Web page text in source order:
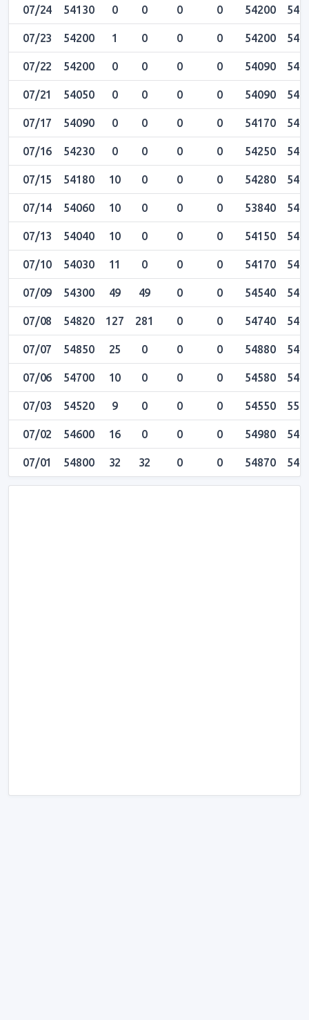
07/24 54130 0 0 0 0 54200
07/23 54200 1 0 0 0 54200
07/22 54200 0 0 0 0 54090
07/21 54050 0 0 0 0 54090
07/17 54090 0 0 0 0 54170
07/16 54230 0 0 0 0 54250
07/15 54180 10 0 0 0 54280
07/14 54060 10 0 0 0 53840
07/13 54040 10 0 0 0 54150
07/10 54030 11 0 0 0 54170
07/09 54300 49 49 0 0 54540
07/08 54820 127 281 0 0 54740
07/07 54850 25 0 0 0 54880
07/06 54700 10 0 0 0 54580
07/03 54520 9 0 0 0 54550
07/02 54600 16 0 0 0 54980
07/01 54800 32 32 0 0 54870